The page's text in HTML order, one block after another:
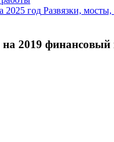
Развязки,
2019